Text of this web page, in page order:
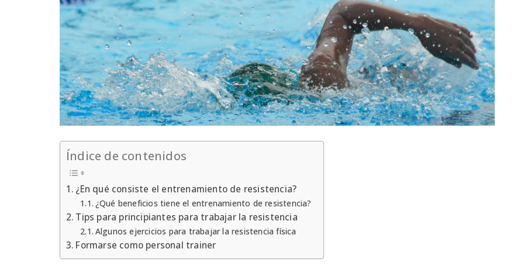
Índice de contenidos
¿En qué consiste el entrenamiento de resistencia?
¿Qué beneficios tiene el entrenamiento de resistencia?
Tips para principiantes para trabajar la resistencia
Algunos ejercicios para trabajar la resistencia física
Formarse como personal trainer